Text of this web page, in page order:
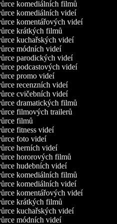
komediálních filmů
komediálních videí
komentářových videí
krátkých filmů
kuchařských videí
módních videí
parodických videí
podcastových videí
promo videí
recenzních videí
cvičebních videí
dramatických filmů
filmových trailerů
filmů
fitness videí
foto videí
herních videí
hororových filmů
hudebních videí
komediálních filmů
komediálních videí
komentářových videí
krátkých filmů
kuchařských videí
módních videí